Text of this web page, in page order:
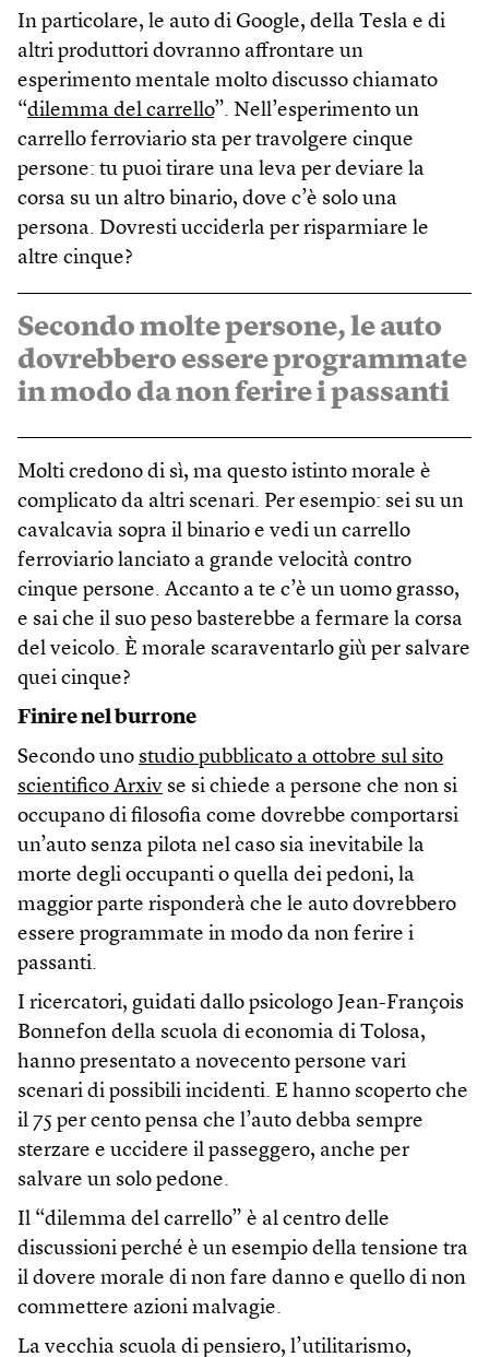
In particolare, le auto di Google, della Tesla e di
altri produttori dovranno affrontare un
esperimento mentale molto discusso chiamato
“dilemma del carrello”. Nell’esperimento un
carrello ferroviario sta per travolgere cinque
persone: tu puoi tirare una leva per deviare la
corsa su un altro binario, dove c’è solo una
persona. Dovresti ucciderla per risparmiare le
altre cinque?
Secondo molte persone, le auto
dovrebbero essere programmate
in modo da non ferire i passanti
Molti credono di sì, ma questo istinto morale è
complicato da altri scenari. Per esempio: sei su un
cavalcavia sopra il binario e vedi un carrello
ferroviario lanciato a grande velocità contro
cinque persone. Accanto a te c’è un uomo grasso,
e sai che il suo peso basterebbe a fermare la corsa
del veicolo. È morale scaraventarlo giù per salvare
quei cinque?
Finire nel burrone
Secondo uno studio pubblicato a ottobre sul sito
scientifico Arxiv se si chiede a persone che non si
occupano di filosofia come dovrebbe comportarsi
un’auto senza pilota nel caso sia inevitabile la
morte degli occupanti o quella dei pedoni, la
maggior parte risponderà che le auto dovrebbero
essere programmate in modo da non ferire i
passanti.
I ricercatori, guidati dallo psicologo Jean-François
Bonnefon della scuola di economia di Tolosa,
hanno presentato a novecento persone vari
scenari di possibili incidenti. E hanno scoperto che
il 75 per cento pensa che l’auto debba sempre
sterzare e uccidere il passeggero, anche per
salvare un solo pedone.
Il “dilemma del carrello” è al centro delle
discussioni perché è un esempio della tensione tra
il dovere morale di non fare danno e quello di non
commettere azioni malvagie.
La vecchia scuola di pensiero, l’utilitarismo,